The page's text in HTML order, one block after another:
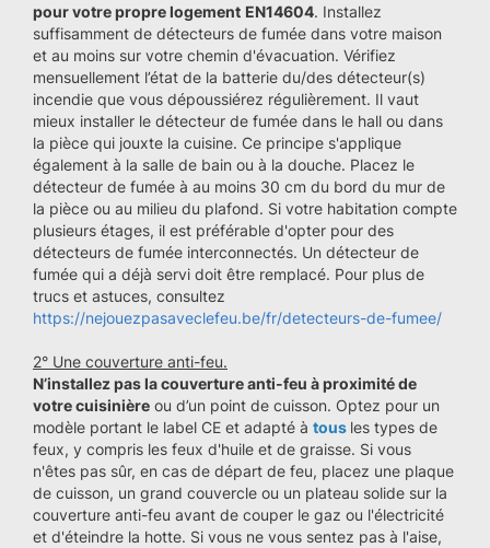
pour votre propre logement EN14604. Installez
suffisamment de détecteurs de fumée dans votre maison
et au moins sur votre chemin d'évacuation. Vérifiez
mensuellement l’état de la batterie du/des détecteur(s)
incendie que vous dépoussiérez régulièrement. Il vaut
mieux installer le détecteur de fumée dans le hall ou dans
la pièce qui jouxte la cuisine. Ce principe s'applique
également à la salle de bain ou à la douche. Placez le
détecteur de fumée à au moins 30 cm du bord du mur de
la pièce ou au milieu du plafond. Si votre habitation compte
plusieurs étages, il est préférable d'opter pour des
détecteurs de fumée interconnectés. Un détecteur de
fumée qui a déjà servi doit être remplacé. Pour plus de
trucs et astuces, consultez
https://nejouezpasaveclefeu.be/fr/detecteurs-de-fumee/
2° Une couverture anti-feu.
N’installez pas la couverture anti-feu à proximité de
votre cuisinière ou d’un point de cuisson. Optez pour un
modèle portant le label CE et adapté à tous les types de
feux, y compris les feux d'huile et de graisse. Si vous
n'êtes pas sûr, en cas de départ de feu, placez une plaque
de cuisson, un grand couvercle ou un plateau solide sur la
couverture anti-feu avant de couper le gaz ou l'électricité
et d'éteindre la hotte. Si vous ne vous sentez pas à l'aise,